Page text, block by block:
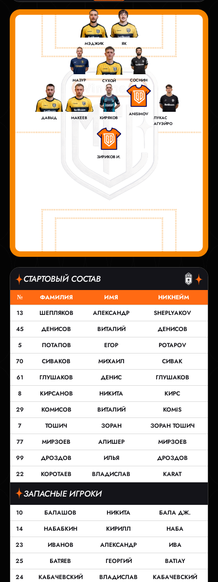
МЭДЖИК ЯК
МАЗУР СУХОЙ СОСНИН
ДАВЫД МАКЕЕВ КИРЯКОВ
ANISIMOV
ЛУКАС
АГУЭЙРО
ЗИРИКОВ И.
СТАРТОВЫЙ СОСТАВ
№ ФАМИЛИЯ ИМЯ
НИКНЕЙМ
13
ШЕПЛЯКОВ АЛЕКСАНДР
SHEPLYAKOV
45
ДЕНИСОВ ВИТАЛИЙ
ДЕНИСОВ
5
ПОТАПОВ ЕГОР
POTAPOV
70
СИВАКОВ МИХАИЛ
СИВАК
61
ГЛУШАКОВ ДЕНИС
ГЛУШАКОВ
8
КИРСАНОВ НИКИТА
КИРС
29
КОМИСОВ ВИТАЛИЙ
KOMIS
7
ТОШИЧ ЗОРАН
ЗОРАН ТОШИЧ
77
МИРЗОЕВ АЛИШЕР
МИРЗОЕВ
99
ДРОЗДОВ ИЛЬЯ
ДРОЗДОВ
22
КОРОТАЕВ ВЛАДИСЛАВ KARAT
ЗАПАСНЫЕ ИГРОКИ
10 БАЛАШОВ НИКИТА
БАЛА ДЖ.
14
НАБАБКИН КИРИЛЛ
НАБА
23
ИВАНОВ АЛЕКСАНДР
ИВА
25
БАТЯЕВ ГЕОРГИЙ
BATIAY
24
КАБАЧЕВСКИЙ ВЛАДИСЛАВ
КАБАЧЕВСКИЙ